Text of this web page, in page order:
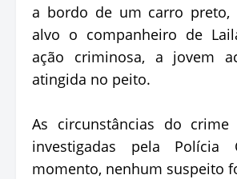
a bordo de um carro preto,
alvo o companheiro de
ação criminosa, a jovem
atingida no peito.
As circunstâncias do crime
investigadas pela
momento, nenhum suspeito